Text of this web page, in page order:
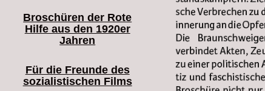
Broschüren der Rote
Hilfe aus den 1920er
Jahren
Für die Freunde des
sozialistischen Films